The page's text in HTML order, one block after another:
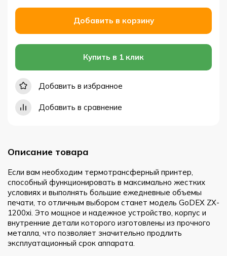
Добавить в корзину
Купить в 1 клик
Добавить в избранное
Добавить в сравнение
Описание товара
Если вам необходим термотрансферный принтер,
способный функционировать в максимально жестких
условиях и выполнять большие ежедневные объемы
печати, то отличным выбором станет модель GoDEX ZX-
1200xi. Это мощное и надежное устройство, корпус и
внутренние детали которого изготовлены из прочного
металла, что позволяет значительно продлить
эксплуатационный срок аппарата.